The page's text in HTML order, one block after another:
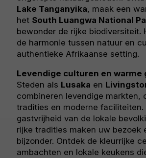
Lake Tanganyika, maak een
het South Luangwa National
bewonder de rijke biodiversiteit.
de harmonie tussen natuur en
authentieke Afrikaanse setting.
Levendige culturen en warme
Steden als Lusaka en
combineren levendige markten,
tradities en moderne faciliteiten.
gastvrijheid van de lokale
rijke tradities maken uw bezoek
bijzonder. Ontdek de kleurrijke
ambachten en lokale keukens